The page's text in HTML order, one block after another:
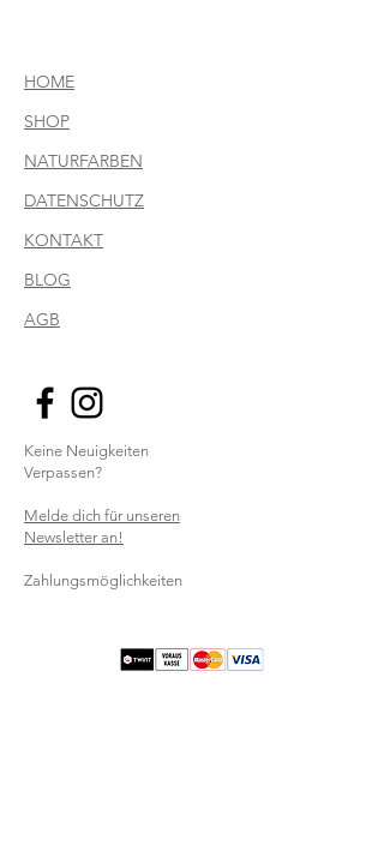
HOME
SHOP
NATURFARBEN
DATENSCHUTZ
KONTAKT
BLOG
AGB
Keine Neuigkeiten
Verpassen?
Melde dich für unseren
Newsletter an!
Zahlungsmöglichkeiten